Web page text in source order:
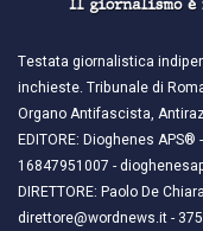
Testata giornalistica
inchieste. Tribunale di
Organo Antifascista,
EDITORE: Dioghenes
16847951007 -
DIRETTORE: Paolo De
direttore@wordnews.it -